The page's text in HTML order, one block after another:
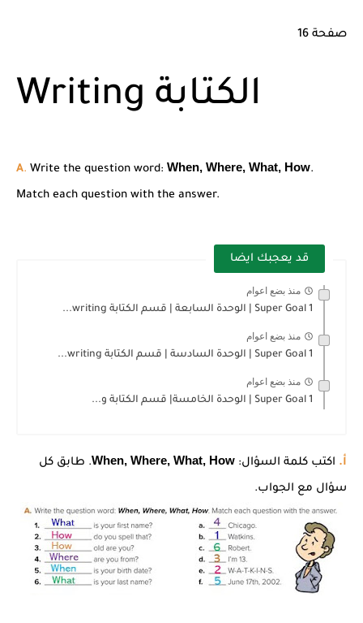
صفحة 16
Writing الكتابة
A. Write the question word: When, Where, What, How.
Match each question with the answer.
قد يعجبك ايضا
منذ بضع اعوام
Super Goal 1 | الوحدة السابعة | قسم الكتابة writing...
منذ بضع اعوام
Super Goal 1 | الوحدة السادسة | قسم الكتابة writing...
منذ بضع اعوام
Super Goal 1 | الوحدة الخامسة| قسم الكتابة و...
أ. اكتب كلمة السؤال: When, Where, What, How. طابق كل
سؤال مع الجواب.